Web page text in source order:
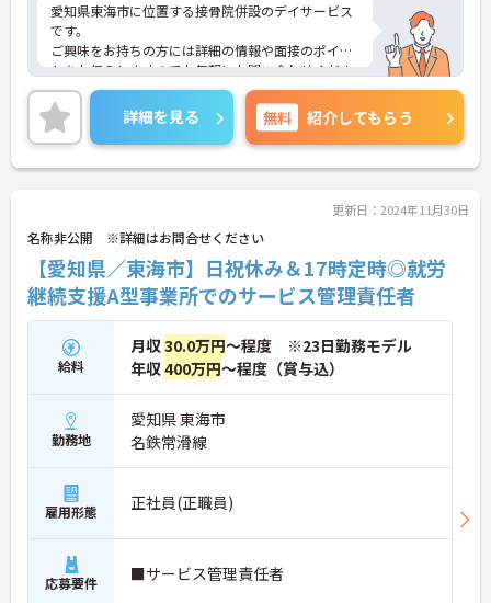
愛知県東海市に位置する接骨院併設のデイサービス
です。
ご興味をお持ちの方には詳細の情報や面接のポイン
トをお伝えしますのでお気軽にお問い合わせくださ
いませ。
詳細を見る 無料 紹介してもらう
更新日：2024年11月30日
名称非公開 ※詳細はお問合せください
【愛知県／東海市】日祝休み＆17時定時◎就労
継続支援A型事業所でのサービス管理責任者
給料
月収30.0万円～程度 ※23日勤務モデル
年収400万円～程度（賞与込）
勤務地
愛知県 東海市
名鉄常滑線
雇用形態 正社員(正職員)
応募要件 ■サービス管理責任者